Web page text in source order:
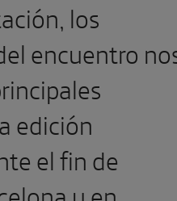
los
encuentro
edición
el fin de